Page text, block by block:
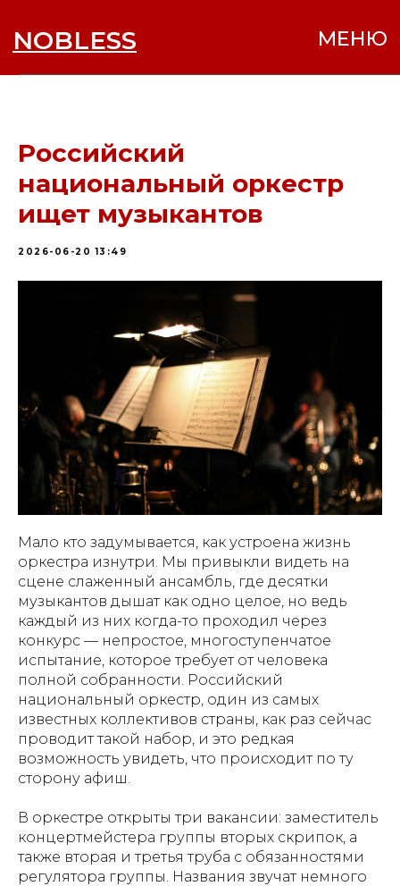
NOBLESS
Российский
национальный оркестр
ищет музыкантов
2026-06-20 13:49
Мало кто задумывается, как устроена жизнь
оркестра изнутри. Мы привыкли видеть на
сцене слаженный ансамбль, где десятки
музыкантов дышат как одно целое, но ведь
каждый из них когда-то проходил через
конкурс — непростое, многоступенчатое
испытание, которое требует от человека
полной собранности. Российский
национальный оркестр, один из самых
известных коллективов страны, как раз сейчас
проводит такой набор, и это редкая
возможность увидеть, что происходит по ту
сторону афиш.
В оркестре открыты три вакансии: заместитель
концертмейстера группы вторых скрипок, а
также вторая и третья труба с обязанностями
регулятора группы. Названия звучат немного